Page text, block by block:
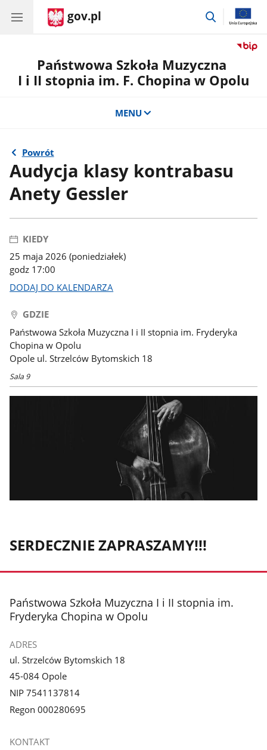
gov.pl
przejdź
Państwowa Szkoła Muzyczna
I i II stopnia im. F. Chopina w Opolu
MENU
Powrót
Audycja klasy kontrabasu
Anety Gessler
KIEDY
25 maja 2026 (poniedziałek)
godz 17:00
DODAJ DO KALENDARZA
GDZIE
Państwowa Szkoła Muzyczna I i II stopnia im. Fryderyka
Chopina w Opolu
Opole ul. Strzelców Bytomskich 18
Sala 9
SERDECZNIE ZAPRASZAMY!!!
stopka
Państwowa Szkoła Muzyczna I i II stopnia im.
Fryderyka Chopina w Opolu
ADRES
ul. Strzelców Bytomskich 18
45-084 Opole
NIP 7541137814
Regon 000280695
KONTAKT